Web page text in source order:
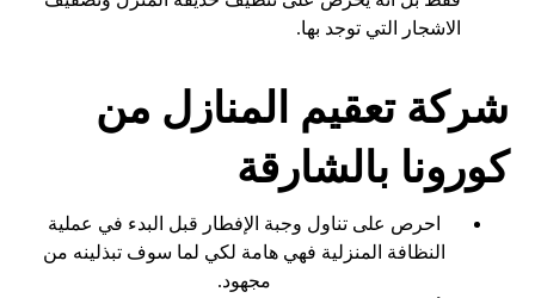
الاشجار التي توجد بها.
شركة تعقيم المنازل من
كورونا بالشارقة
احرص على تناول وجبة الإفطار قبل البدء في عملية
النظافة المنزلية فهي هامة لكي لما سوف تبذلينه من
مجهود.